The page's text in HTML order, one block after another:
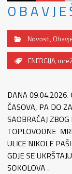
O B A V J E
Novosti,
ENERGIJA,
DANA 09.04.2026.
ČASOVA, PA DO
SAOBRAĆAJ
TOPLOVODNE
ULICE NIKOLE
GDJE SE
SOKOLOVA .